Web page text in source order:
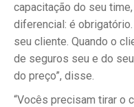
capacitação do seu
diferencial: é
seu cliente. Quando o
de seguros seu e do
do preço”, disse.
“Vocês precisam tirar o